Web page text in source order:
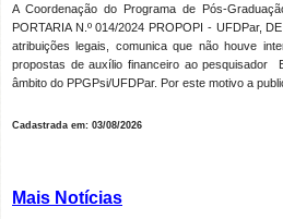
A Coordenação do Programa de Pós-
PORTARIA N.º 014/2024 PROPOPI - UFDPar,
atribuições legais, comunica que não houve
propostas de auxílio financeiro ao pesquisador
âmbito do PPGPsi/UFDPar. Por este motivo a
Cadastrada em: 03/08/2026
Mais Notícias